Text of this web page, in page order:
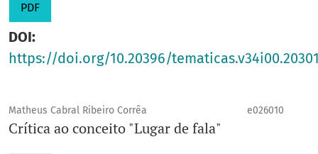
PDF
DOI:
https://doi.org/10.20396/
Matheus Cabral Ribeiro Corrêa e026010
Crítica ao conceito "Lugar de fala"